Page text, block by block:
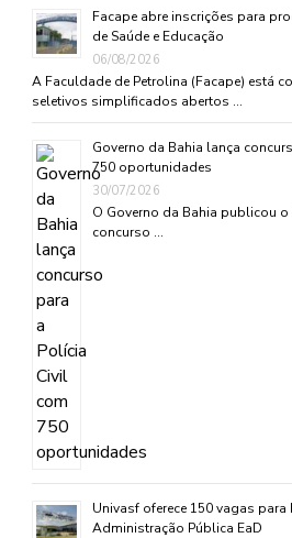
Facape abre inscrições para
de Saúde e Educação
06/08/2026
A Faculdade de Petrolina (Facape) está
seletivos simplificados abertos …
Governo da Bahia lança
750 oportunidades
30/07/2026
O Governo da Bahia publicou
concurso …
Univasf oferece 150 vagas
Administração Pública EaD